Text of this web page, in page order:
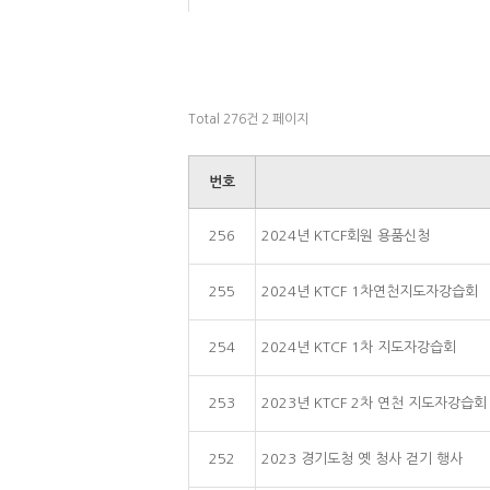
Total 276건 2 페이지
번호
256 2024년 KTCF회원 용품신청
255 2024년 KTCF 1차연천지도자강습회
254 2024년 KTCF 1차 지도자강습회
253 2023년 KTCF 2차 연천 지도자강습회
252 2023 경기도청 옛 청사 걷기 행사